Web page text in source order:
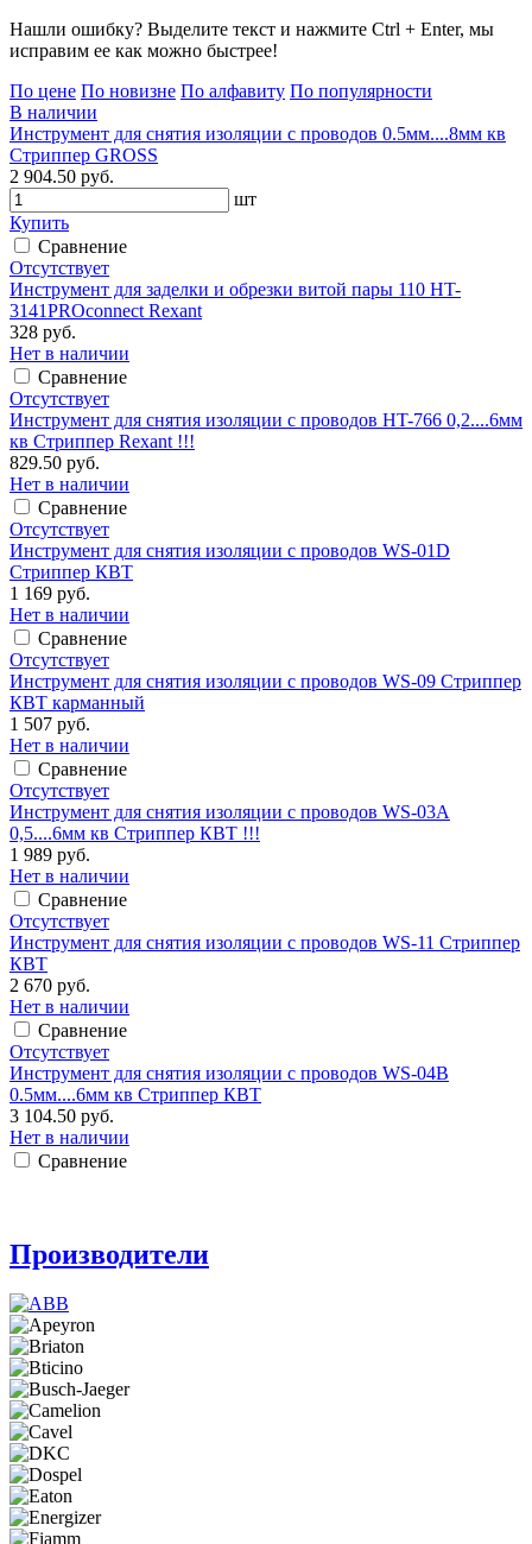
Нашли ошибку? Выделите текст и нажмите Ctrl + Enter, мы
исправим ее как можно быстрее!
По цене По новизне По алфавиту По популярности
В наличии
Инструмент для снятия изоляции с проводов 0.5мм....8мм кв
Стриппер GROSS
2 904.50 руб.
шт
Купить
Сравнение
Отсутствует
Инструмент для заделки и обрезки витой пары 110 HT-
3141PROconnect Rexant
328 руб.
Нет в наличии
Сравнение
Отсутствует
Инструмент для снятия изоляции с проводов HT-766 0,2....6мм
кв Стриппер Rexant !!!
829.50 руб.
Нет в наличии
Сравнение
Отсутствует
Инструмент для снятия изоляции с проводов WS-01D
Стриппер КВТ
1 169 руб.
Нет в наличии
Сравнение
Отсутствует
Инструмент для снятия изоляции с проводов WS-09 Стриппер
КВТ карманный
1 507 руб.
Нет в наличии
Сравнение
Отсутствует
Инструмент для снятия изоляции с проводов WS-03A
0,5....6мм кв Стриппер КВТ !!!
1 989 руб.
Нет в наличии
Сравнение
Отсутствует
Инструмент для снятия изоляции с проводов WS-11 Стриппер
КВТ
2 670 руб.
Нет в наличии
Сравнение
Отсутствует
Инструмент для снятия изоляции с проводов WS-04В
0.5мм....6мм кв Стриппер КВТ
3 104.50 руб.
Нет в наличии
Сравнение
Производители